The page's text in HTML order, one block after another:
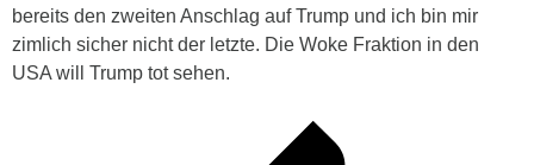
bereits den zweiten Anschlag auf Trump und ich bin mir
zimlich sicher nicht der letzte. Die Woke Fraktion in den
USA will Trump tot sehen.